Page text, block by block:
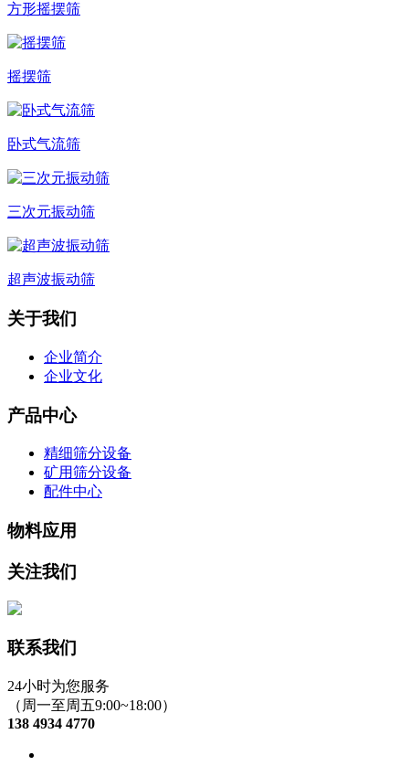
方形摇摆筛
摇摆筛
卧式气流筛
三次元振动筛
超声波振动筛
关于我们
企业简介
企业文化
产品中心
精细筛分设备
矿用筛分设备
配件中心
物料应用
关注我们
联系我们
24小时为您服务
（周一至周五9:00~18:00）
138 4934 4770